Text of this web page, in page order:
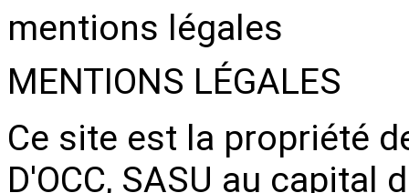
mentions légales
MENTIONS LÉGALES
Ce site est la propriété
D'OCC, SASU au capital